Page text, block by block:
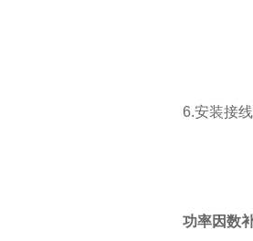
6.安装接线
功率因数